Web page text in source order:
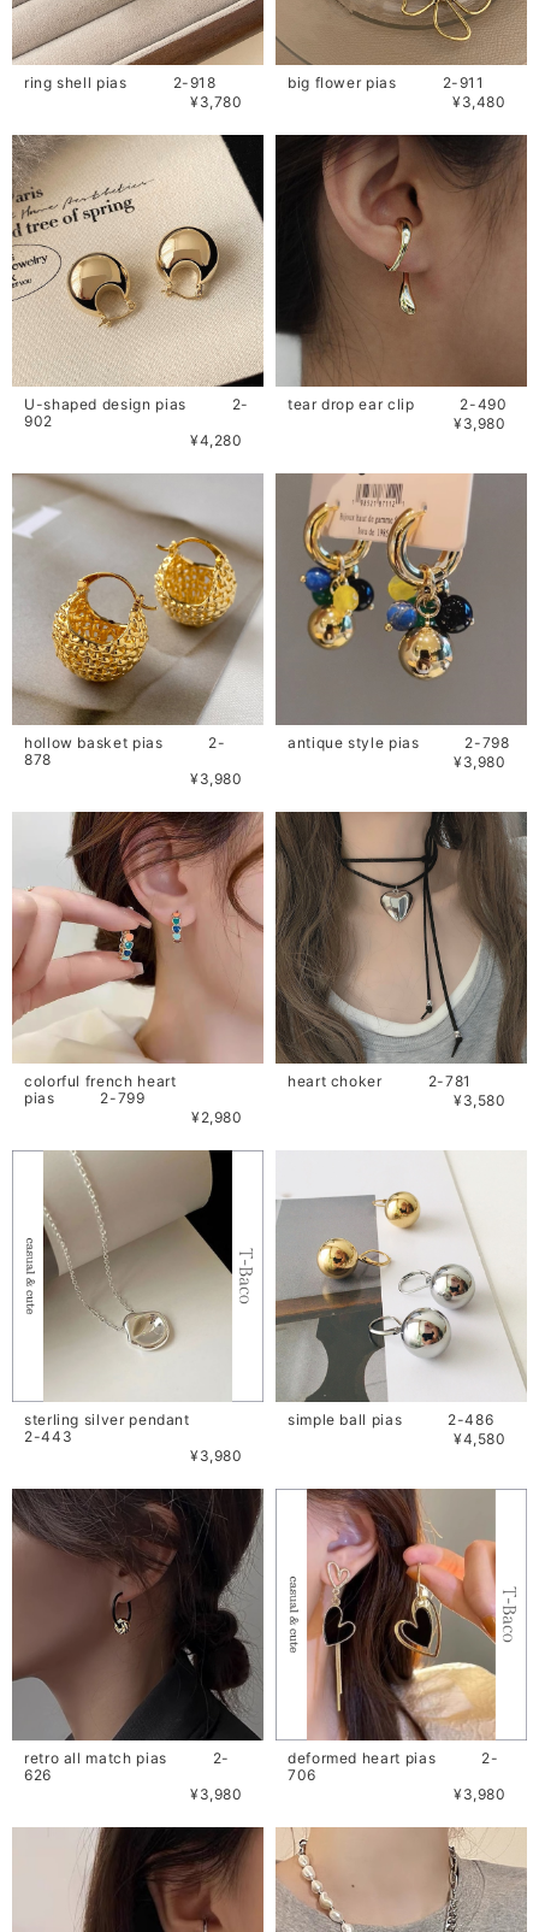
ring shell pias 2-918
¥3,780
big flower pias 2-911
¥3,480
U-shaped design pias 2-
902
¥4,280
tear drop ear clip 2-490
¥3,980
hollow basket pias 2-
878
¥3,980
antique style pias 2-798
¥3,980
colorful french heart
pias 2-799
¥2,980
heart choker 2-781
¥3,580
sterling silver pendant
2-443
¥3,980
simple ball pias 2-486
¥4,580
retro all match pias 2-
626
¥3,980
deformed heart pias 2-
706
¥3,980